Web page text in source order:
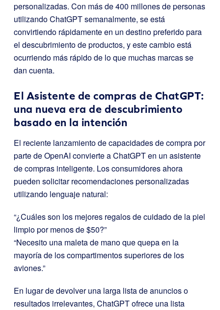
personalizadas. Con más de 400 millones de personas
utilizando ChatGPT semanalmente, se está
convirtiendo rápidamente en un destino preferido para
el descubrimiento de productos, y este cambio está
ocurriendo más rápido de lo que muchas marcas se
dan cuenta.
El Asistente de compras de ChatGPT:
una nueva era de descubrimiento
basado en la intención
El reciente lanzamiento de capacidades de compra por
parte de OpenAI convierte a ChatGPT en un asistente
de compras inteligente. Los consumidores ahora
pueden solicitar recomendaciones personalizadas
utilizando lenguaje natural:
“¿Cuáles son los mejores regalos de cuidado de la piel
limpio por menos de $50?”
“Necesito una maleta de mano que quepa en la
mayoría de los compartimentos superiores de los
aviones.”
En lugar de devolver una larga lista de anuncios o
resultados irrelevantes, ChatGPT ofrece una lista